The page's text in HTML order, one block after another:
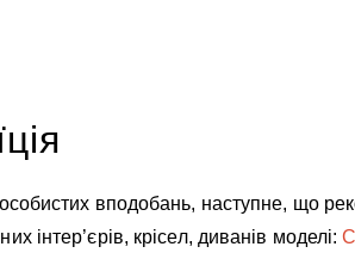
вподобань, наступне, що
інтер’єрів, крісел, диванів моделі: